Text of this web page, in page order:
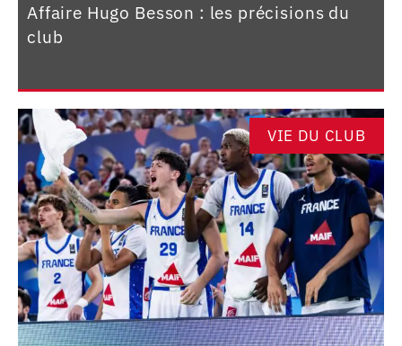
Affaire Hugo Besson : les précisions du
club
VIE DU CLUB